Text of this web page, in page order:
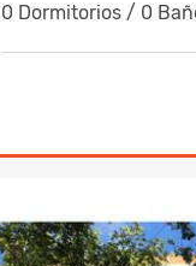
0 Dormitorios / 0